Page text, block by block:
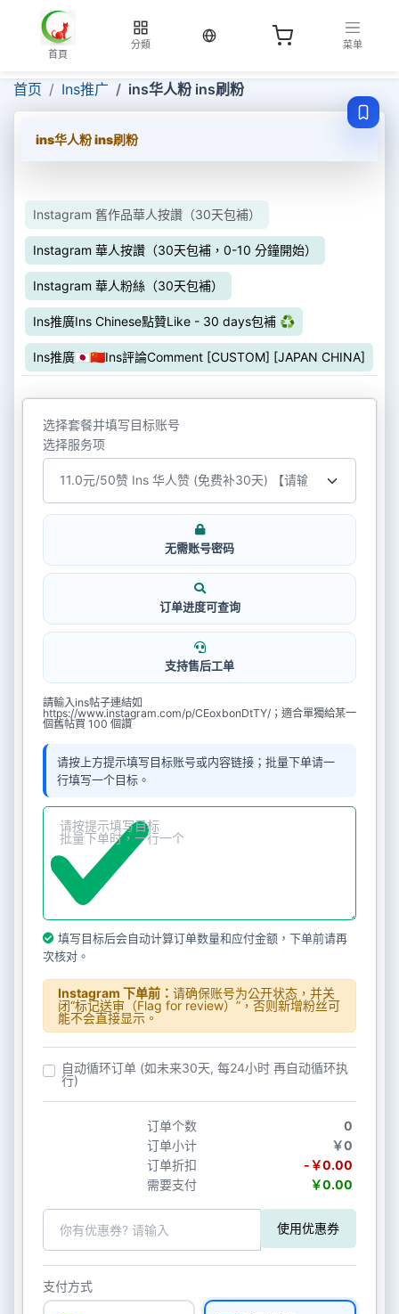
首頁
分類
当前语言：繁体
菜单
首页 Ins推广 ins华人粉 ins刷粉
ins华人粉 ins刷粉
Instagram 舊作品華人按讚（30天包補）
Instagram 華人按讚（30天包補，0-10 分鐘開始）
Instagram 華人粉絲（30天包補）
Ins推廣Ins Chinese點贊Like - 30 days包補 ♻️
Ins推廣🇯🇵🇨🇳Ins評論Comment [CUSTOM] [JAPAN CHINA]
选择套餐并填写目标账号
选择服务项
无需账号密码
订单进度可查询
支持售后工单
請輸入ins帖子連結如
https://www.instagram.com/p/CEoxbonDtTY/；適合單獨給某一
個舊帖買 100 個讚
请按上方提示填写目标账号或内容链接；批量下单请一
行填写一个目标。
填写目标后会自动计算订单数量和应付金额，下单前请再
次核对。
Instagram 下单前： 请确保账号为公开状态，并关
闭“标记送审（Flag for review）”，否则新增粉丝可
能不会直接显示。
自动循环订单 (如未来30天, 每24小时 再自动循环执
行)
订单个数
0
订单小计
￥0
订单折扣
-￥0.00
需要支付
￥0.00
使用优惠券
支付方式